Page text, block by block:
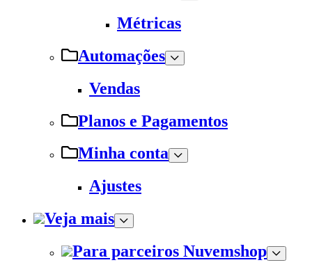
Métricas
Automações
Vendas
Planos e Pagamentos
Minha conta
Ajustes
Veja mais
Para parceiros Nuvemshop